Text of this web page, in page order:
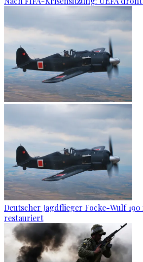
Deutscher Jagdflieger Focke-Wulf
restauriert